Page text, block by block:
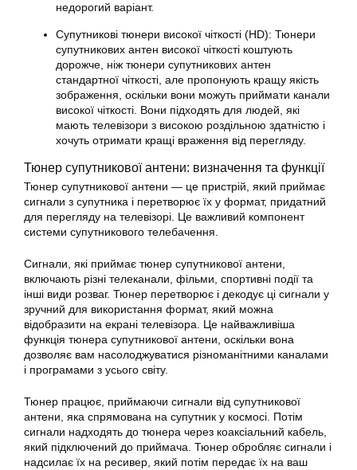
недорогий варіант.
Супутникові тюнери високої чіткості (HD): Тюнери
супутникових антен високої чіткості коштують
дорожче, ніж тюнери супутникових антен
стандартної чіткості, але пропонують кращу якість
зображення, оскільки вони можуть приймати канали
високої чіткості. Вони підходять для людей, які
мають телевізори з високою роздільною здатністю і
хочуть отримати кращі враження від перегляду.
Тюнер супутникової антени: визначення та функції
Тюнер супутникової антени — це пристрій, який приймає
сигнали з супутника і перетворює їх у формат, придатний
для перегляду на телевізорі. Це важливий компонент
системи супутникового телебачення.
Сигнали, які приймає тюнер супутникової антени,
включають різні телеканали, фільми, спортивні події та
інші види розваг. Тюнер перетворює і декодує ці сигнали у
зручний для використання формат, який можна
відобразити на екрані телевізора. Це найважливіша
функція тюнера супутникової антени, оскільки вона
дозволяє вам насолоджуватися різноманітними каналами
і програмами з усього світу.
Тюнер працює, приймаючи сигнали від супутникової
антени, яка спрямована на супутник у космосі. Потім
сигнали надходять до тюнера через коаксіальний кабель,
який підключений до приймача. Тюнер обробляє сигнали і
надсилає їх на ресивер, який потім передає їх на ваш